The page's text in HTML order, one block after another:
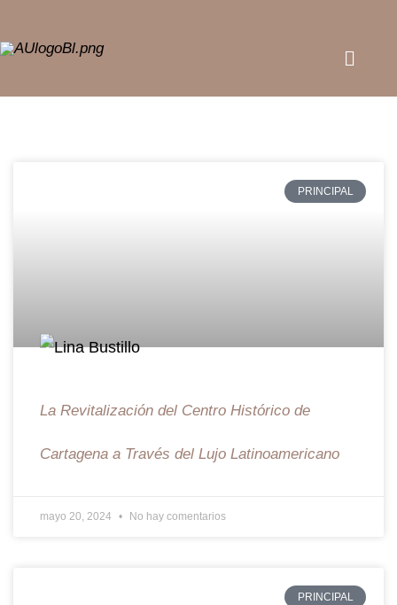
PRINCIPAL
La Revitalización del Centro Histórico de
Cartagena a Través del Lujo Latinoamericano
mayo 20, 2024 No hay comentarios
PRINCIPAL